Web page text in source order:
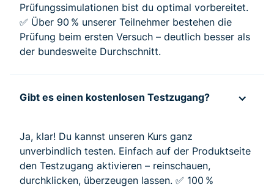
Prüfungssimulationen bist du optimal vorbereitet.
✅ Über 90 % unserer Teilnehmer bestehen die
Prüfung beim ersten Versuch – deutlich besser als
der bundesweite Durchschnitt.
Gibt es einen kostenlosen Testzugang?
Ja, klar! Du kannst unseren Kurs ganz
unverbindlich testen. Einfach auf der Produktseite
den Testzugang aktivieren – reinschauen,
durchklicken, überzeugen lassen. ✅ 100 %